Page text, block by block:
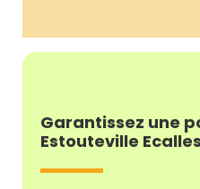
Garantissez une
Estouteville Ecalles